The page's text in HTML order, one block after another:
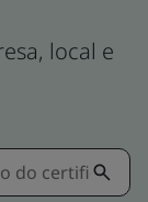
local e